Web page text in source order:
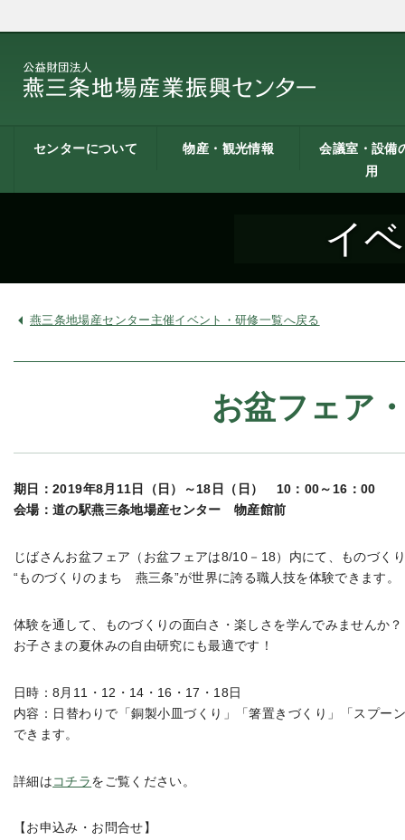
センターについて 物産・観光情報
会議室・設備
用
にあたって
イ
燕三条地場産センター主催イベント・研修一覧へ戻る
お盆フェア
期日：2019年8月11日（日）～18日（日） 10：00～16：00
会場：道の駅燕三条地場産センター 物産館前
じばさんお盆フェア（お盆フェアは8/10－18）内にて、ものづく
“ものづくりのまち 燕三条”が世界に誇る職人技を体験できます。
体験を通して、ものづくりの面白さ・楽しさを学んでみませんか？
お子さまの夏休みの自由研究にも最適です！
日時：8月11・12・14・16・17・18日
内容：日替わりで「銅製小皿づくり」「箸置きづくり」「スプー
できます。
詳細はコチラをご覧ください。
【お申込み・お問合せ】